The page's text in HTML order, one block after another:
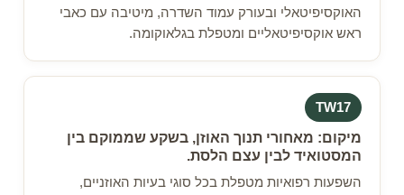
האוקסיפיטאלי ובעורק עמוד השדרה, מיטיבה עם כאבי
ראש אוקסיפיטאליים ומטפלת בגלאוקומה.
TW17
מיקום: מאחורי תנוך האוזן, בשקע שממוקם בין
המסטואיד לבין עצם הלסת.
השפעות רפואיות מטפלת בכל סוגי בעיות האוזניים,